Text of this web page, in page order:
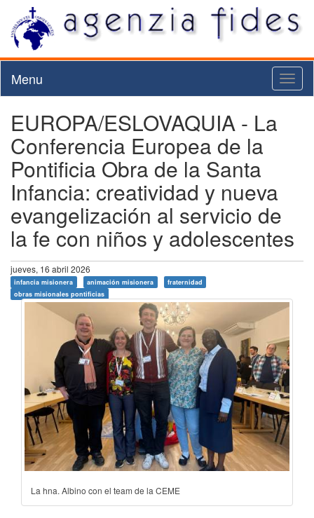
Menu
EUROPA/ESLOVAQUIA - La
Conferencia Europea de la
Pontificia Obra de la Santa
Infancia: creatividad y nueva
evangelización al servicio de
la fe con niños y adolescentes
jueves, 16 abril 2026
infancia misionera animación misionera
fraternidad
obras misionales pontificias
La hna. Albino con el team de la CEME